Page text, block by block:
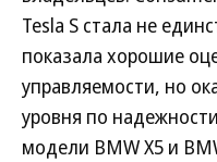
Tesla S стала не
показала хорошие
управляемости, но
уровня по
модели BMW X5 и